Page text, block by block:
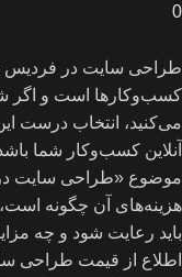
0
طراحی سایت در فردیس
کسب‌و‌کارها است و اگر
می‌کنید، انتخاب درست
آنلاین کسب‌و‌کار شما
موضوع «طراحی سایت در
هزینه‌های آن چگونه
باید رعایت شود و چه
اطلاع از قیمت طراحی